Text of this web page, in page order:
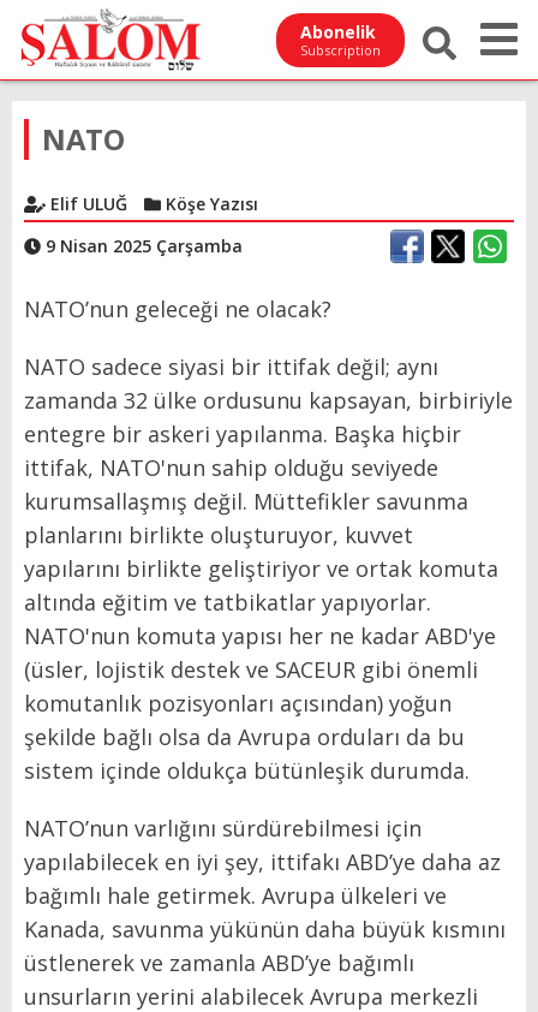
Abonelik
Subscription
NATO
Elif ULUĞ
Köşe Yazısı
9 Nisan 2025 Çarşamba
NATO’nun geleceği ne olacak?
NATO sadece siyasi bir ittifak değil; aynı
zamanda 32 ülke ordusunu kapsayan, birbiriyle
entegre bir askeri yapılanma. Başka hiçbir
ittifak, NATO'nun sahip olduğu seviyede
kurumsallaşmış değil. Müttefikler savunma
planlarını birlikte oluşturuyor, kuvvet
yapılarını birlikte geliştiriyor ve ortak komuta
altında eğitim ve tatbikatlar yapıyorlar.
NATO'nun komuta yapısı her ne kadar ABD'ye
(üsler, lojistik destek ve SACEUR gibi önemli
komutanlık pozisyonları açısından) yoğun
şekilde bağlı olsa da Avrupa orduları da bu
sistem içinde oldukça bütünleşik durumda.
NATO’nun varlığını sürdürebilmesi için
yapılabilecek en iyi şey, ittifakı ABD’ye daha az
bağımlı hale getirmek. Avrupa ülkeleri ve
Kanada, savunma yükünün daha büyük kısmını
üstlenerek ve zamanla ABD’ye bağımlı
unsurların yerini alabilecek Avrupa merkezli